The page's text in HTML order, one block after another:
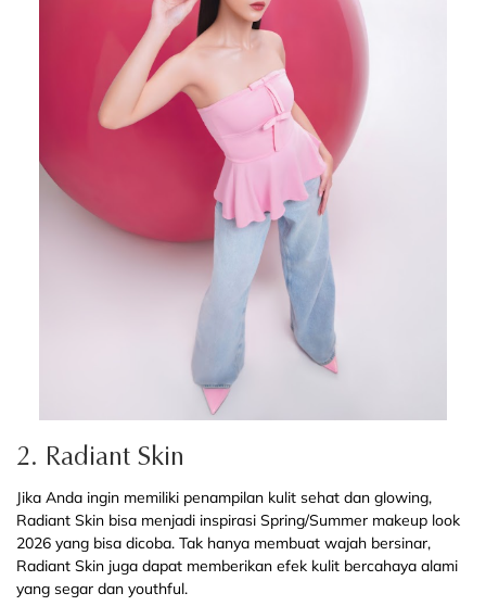
2. Radiant Skin
Jika Anda ingin memiliki penampilan kulit sehat dan glowing,
Radiant Skin bisa menjadi inspirasi Spring/Summer makeup look
2026 yang bisa dicoba. Tak hanya membuat wajah bersinar,
Radiant Skin juga dapat memberikan efek kulit bercahaya alami
yang segar dan youthful.